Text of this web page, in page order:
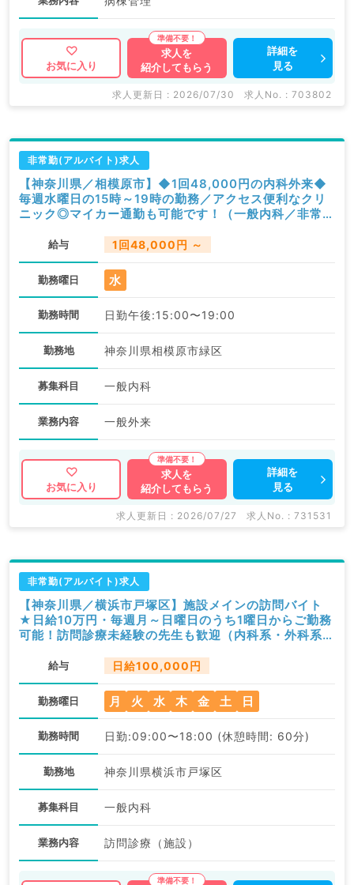
お気に入り
求人を
紹介してもらう
詳細を
見る
求人更新日 : 2026/07/30 求人No. : 703802
非常勤(アルバイト)求人
【神奈川県／相模原市】◆1回48,000円の内科外来◆
毎週水曜日の15時～19時の勤務／アクセス便利なクリ
ニック◎マイカー通勤も可能です！（一般内科／非常
給与 1回48,000円 ～
勤務曜日 水
勤務時間 日勤午後:15:00〜19:00
勤務地 神奈川県相模原市緑区
募集科目 一般内科
業務内容 一般外来
お気に入り
求人を
紹介してもらう
詳細を
見る
求人更新日 : 2026/07/27 求人No. : 731531
非常勤(アルバイト)求人
【神奈川県／横浜市戸塚区】施設メインの訪問バイト
★日給10万円・毎週月～日曜日のうち1曜日からご勤務
可能！訪問診療未経験の先生も歓迎（内科系・外科系／
給与 日給100,000円
勤務曜日 月 火 水 木 金 土 日
勤務時間 日勤:09:00〜18:00 (休憩時間: 60分)
勤務地 神奈川県横浜市戸塚区
募集科目 一般内科
業務内容 訪問診療（施設）